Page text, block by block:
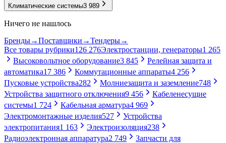
Климатические системы3 989
Ничего не нашлось
Бренды→Поставщики →Тендеры→
Все товары рубрики126 276Электростанции, генераторы1 265
Высоковольтное оборудование3 845
Релейная защита и
автоматика17 386 Коммутационные аппараты4 256
Пусковые устройства282 Молниезащита и заземление748
Устройства защитного отключения9 456
Кабеленесущие
системы1 724 Кабельная арматура4 969
Электромонтажные изделия527
Устройства
электропитания1 163 Электроизоляция238
Радиоэлектронная аппаратура2 749
Запчасти для